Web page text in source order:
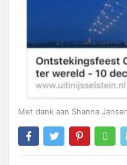
Met dank aan Shanna